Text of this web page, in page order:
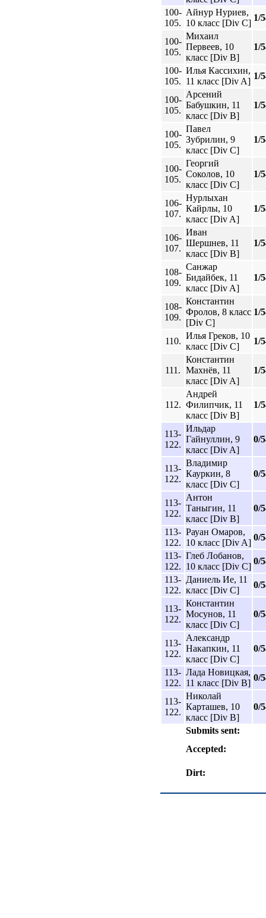
100-
105.
Айнур Нуриев,
10 класс [Div C]
1/
100-
105.
Михаил
Первеев, 10
класс [Div B]
1/
100-
105.
Илья Кассихин,
11 класс [Div A]
1/
100-
105.
Арсений
Бабушкин, 11
класс [Div B]
1/
100-
105.
Павел
Зубрилин, 9
класс [Div C]
1/
100-
105.
Георгий
Соколов, 10
класс [Div C]
1/
106-
107.
Нурлыхан
Кайрлы, 10
класс [Div A]
1/
106-
107.
Иван
Шершнев, 11
класс [Div B]
1/
108-
109.
Санжар
Бидайбек, 11
класс [Div A]
1/
108-
109.
Константин
Фролов, 8 класс
[Div C]
1/
110.
Илья Греков, 10
класс [Div C]
1/
111.
Константин
Махнёв, 11
класс [Div A]
1/
112.
Андрей
Филипчик, 11
класс [Div B]
1/
113-
122.
Ильдар
Гайнуллин, 9
класс [Div A]
0/
113-
122.
Владимир
Кауркин, 8
класс [Div C]
0/
113-
122.
Антон
Таныгин, 11
класс [Div B]
0/
113-
122.
Рауан Омаров,
10 класс [Div A]
0/
113-
122.
Глеб Лобанов,
10 класс [Div C]
0/
113-
122.
Даниель Ие, 11
класс [Div C]
0/
113-
122.
Константин
Мосунов, 11
класс [Div C]
0/
113-
122.
Александр
Накапкин, 11
класс [Div C]
0/
113-
122.
Лада Новицкая,
11 класс [Div B]
0/
113-
122.
Николай
Карташев, 10
класс [Div B]
0/
Submits sent:
Accepted:
Dirt: